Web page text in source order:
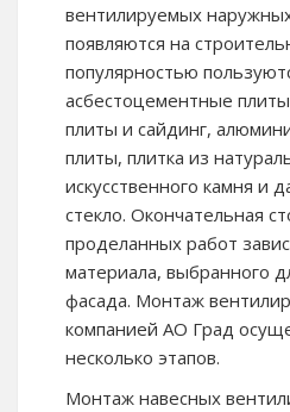
вентилируемых
появляются на
популярностью
асбестоцементные
плиты и сайдинг,
плиты, плитка из
искусственного камня и
стекло. Окончательная
проделанных работ
материала, выбранного
фасада. Монтаж
компанией АО Град
несколько этапов.
Монтаж навесных